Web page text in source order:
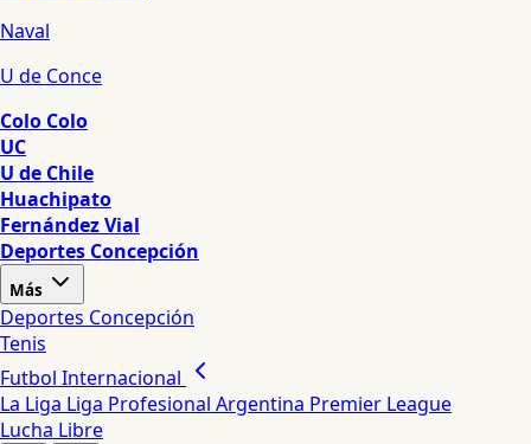
Naval
U de Conce
Colo Colo
UC
U de Chile
Huachipato
Fernández Vial
Deportes Concepción
Más
Deportes Concepción
Tenis
Futbol Internacional
La Liga Liga Profesional Argentina Premier League
Lucha Libre